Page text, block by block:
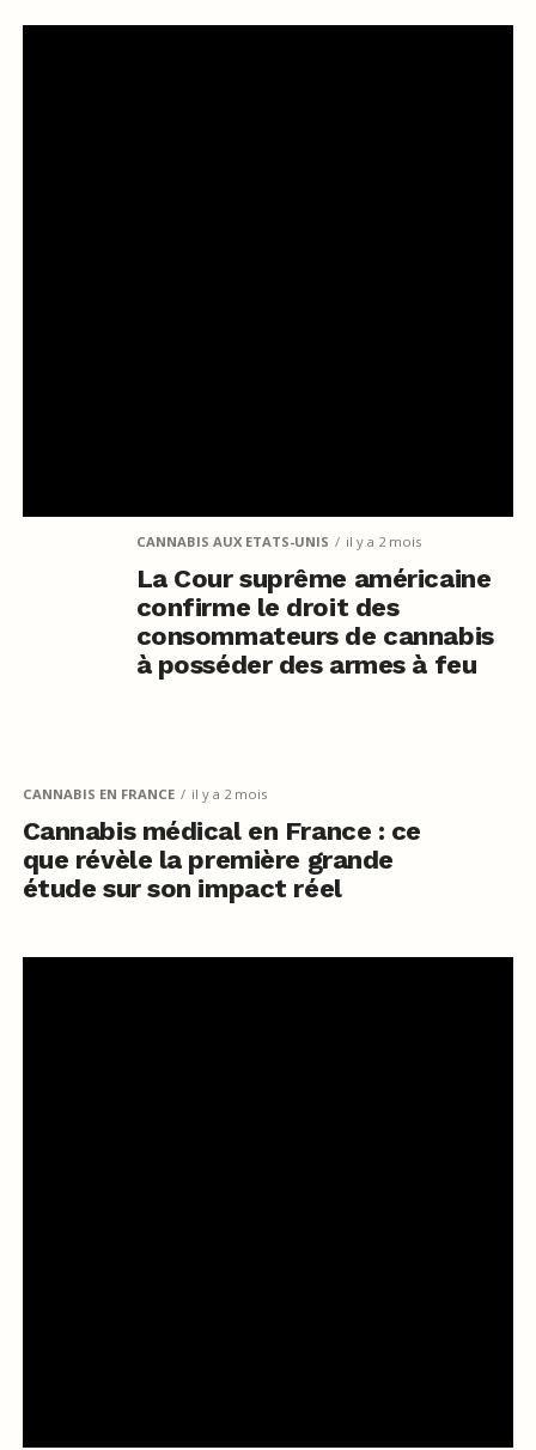
CANNABIS AUX ETATS-UNIS il y a 2 mois
La Cour suprême américaine
confirme le droit des
consommateurs de cannabis
à posséder des armes à feu
CANNABIS EN FRANCE il y a 2 mois
Cannabis médical en France : ce
que révèle la première grande
étude sur son impact réel